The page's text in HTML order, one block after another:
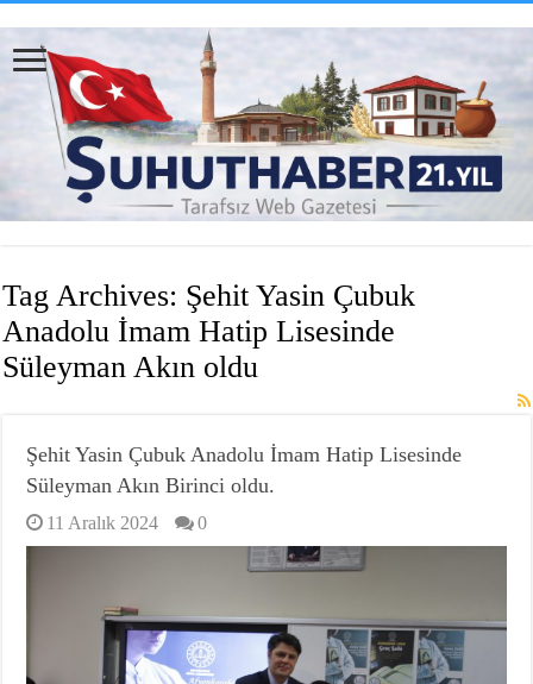
Tag Archives: Şehit Yasin Çubuk
Anadolu İmam Hatip Lisesinde
Süleyman Akın oldu
Şehit Yasin Çubuk Anadolu İmam Hatip Lisesinde
Süleyman Akın Birinci oldu.
11 Aralık 2024 0